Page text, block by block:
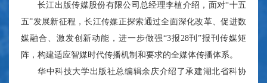
长江出版传媒股份有限公司总经理李植介绍，面对“十五
五”发展新征程，长江传媒正探索通过全面深化改革、促进数
媒融合、激发创新动能，进一步做强“3报28刊”报刊传媒矩
阵，构建适应智媒时代传播机制和要求的全媒体传播体系。
华中科技大学出版社总编辑余庆介绍了承建湖北省科协